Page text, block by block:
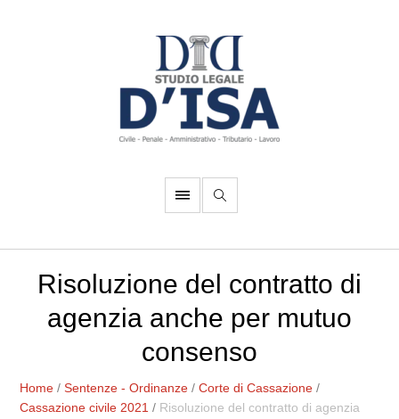
Risoluzione del contratto di
agenzia anche per mutuo
consenso
Home /Sentenze - Ordinanze /Corte di Cassazione /
Cassazione civile 2021 / Risoluzione del contratto di agenzia